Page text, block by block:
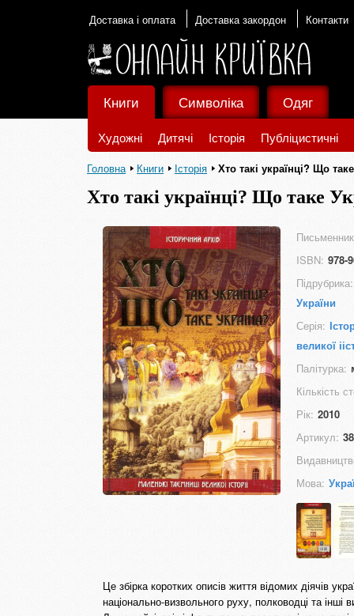
Доставка і оплата Доставка закордон Контакти
Книги
Художні Дитячі Історія Публіцистичні
Символіка Одяг
Головна Книги Історія Хто такі українці? Що
Хто такі українці? Що таке
ISBN: 978-
Підрубрика:
України
Серія:
великої
Палітурка:
Кількість
Рік: 2010
Артикул:
Мова:
Це збірка коротких описів життя відомих діячів
національно-визвольного руху, полководці та інші